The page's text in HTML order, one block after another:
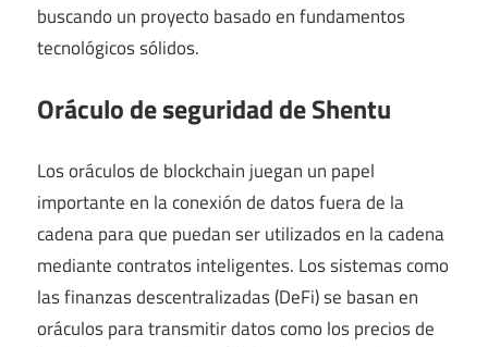
buscando un proyecto basado en fundamentos
tecnológicos sólidos.
Oráculo de seguridad de Shentu
Los oráculos de blockchain juegan un papel
importante en la conexión de datos fuera de la
cadena para que puedan ser utilizados en la cadena
mediante contratos inteligentes. Los sistemas como
las finanzas descentralizadas (DeFi) se basan en
oráculos para transmitir datos como los precios de